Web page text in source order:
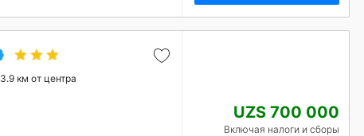
3.9 км от центра
UZS 700 000
Включая налоги и сборы